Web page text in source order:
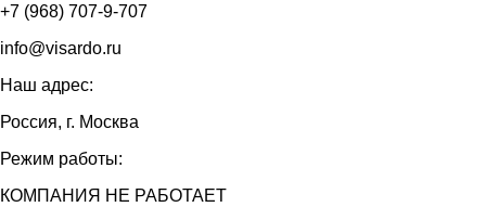
+7 (968) 707-9-707
info@visardo.ru
Наш адрес:
Россия, г. Москва
Режим работы:
КОМПАНИЯ НЕ РАБОТАЕТ